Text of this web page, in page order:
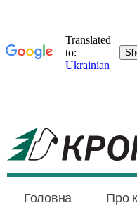
Головна Про